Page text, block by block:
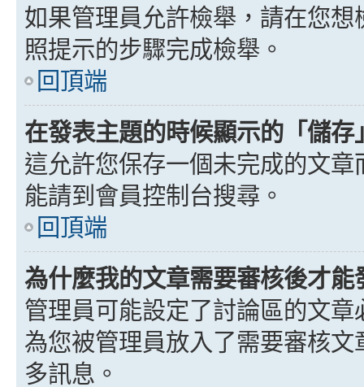
如果管理員允許檢舉，請在您
照提示的步驟完成檢舉。
回頂端
在發表主題的時候顯示的「儲
這允許您保存一個未完成的文
能請到會員控制台搜尋。
回頂端
為什麼我的文章需要審核後才能
管理員可能設定了討論區的文
為您被管理員放入了需要審核
多訊息。